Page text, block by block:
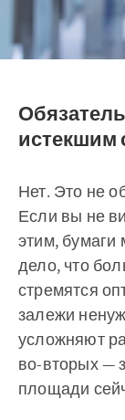
истекшим
Нет. Это не
Если вы не
этим, бумаги
дело, что
стремятся
залежи
усложняют
во-вторых —
площади